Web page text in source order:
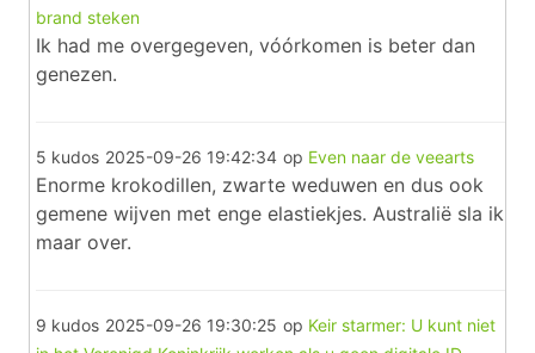
brand steken
Ik had me overgegeven, vóórkomen is beter dan
genezen.
5 kudos 2025-09-26 19:42:34 op Even naar de veearts
Enorme krokodillen, zwarte weduwen en dus ook
gemene wijven met enge elastiekjes. Australië sla ik
maar over.
9 kudos 2025-09-26 19:30:25 op Keir starmer: U kunt niet